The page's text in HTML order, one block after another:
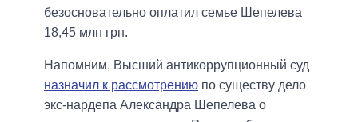
безосновательно оплатил семье Шепелева
18,45 млн грн.
Напомним, Высший антикоррупционный суд
назначил к рассмотрению по существу дело
экс-нардепа Александра Шепелева о